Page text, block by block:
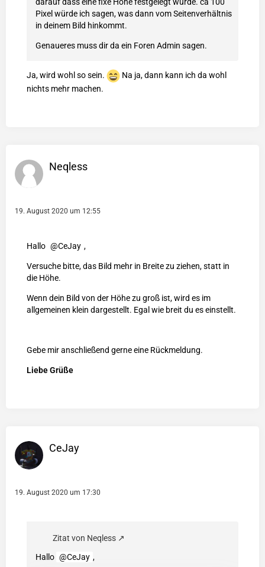
Pixel würde ich sagen, was dann vom Seitenverhältnis
in deinem Bild hinkommt.
Genaueres muss dir da ein Foren Admin sagen.
Ja, wird wohl so sein.
Na ja, dann kann ich da wohl
nichts mehr machen.
Neqless
19. August 2020 um 12:55
Hallo CeJay ,
Versuche bitte, das Bild mehr in Breite zu ziehen, statt in
die Höhe.
Wenn dein Bild von der Höhe zu groß ist, wird es im
allgemeinen klein dargestellt. Egal wie breit du es einstellt.
Gebe mir anschließend gerne eine Rückmeldung.
Liebe Grüße
CeJay
19. August 2020 um 17:30
Zitat von Neqless
Hallo
CeJay ,